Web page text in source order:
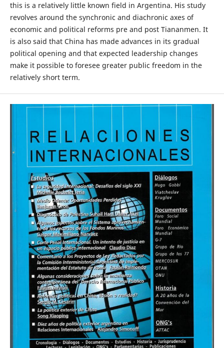
this is a relatively little known field in Argentina. His study
revolves around the synchronic and diachronic axes of
economic and political reforms pre and post Tiananmen. It
is also said that China has made advances in its gradual
political opening and that expected leadership changes
make it possible to foresee greater public freedom in the
relatively short term.